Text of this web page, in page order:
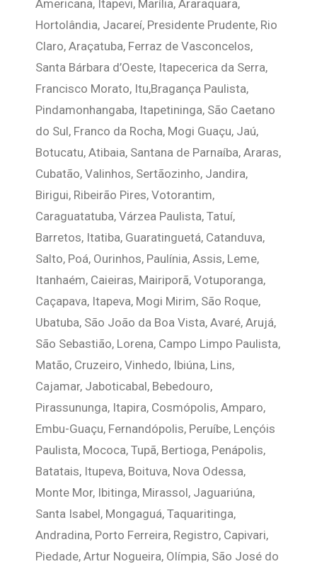
Americana, Itapevi, Marília, Araraquara,
Hortolândia, Jacareí, Presidente Prudente, Rio
Claro, Araçatuba, Ferraz de Vasconcelos,
Santa Bárbara d’Oeste, Itapecerica da Serra,
Francisco Morato, Itu,Bragança Paulista,
Pindamonhangaba, Itapetininga, São Caetano
do Sul, Franco da Rocha, Mogi Guaçu, Jaú,
Botucatu, Atibaia, Santana de Parnaíba, Araras,
Cubatão, Valinhos, Sertãozinho, Jandira,
Birigui, Ribeirão Pires, Votorantim,
Caraguatatuba, Várzea Paulista, Tatuí,
Barretos, Itatiba, Guaratinguetá, Catanduva,
Salto, Poá, Ourinhos, Paulínia, Assis, Leme,
Itanhaém, Caieiras, Mairiporã, Votuporanga,
Caçapava, Itapeva, Mogi Mirim, São Roque,
Ubatuba, São João da Boa Vista, Avaré, Arujá,
São Sebastião, Lorena, Campo Limpo Paulista,
Matão, Cruzeiro, Vinhedo, Ibiúna, Lins,
Cajamar, Jaboticabal, Bebedouro,
Pirassununga, Itapira, Cosmópolis, Amparo,
Embu-Guaçu, Fernandópolis, Peruíbe, Lençóis
Paulista, Mococa, Tupã, Bertioga, Penápolis,
Batatais, Itupeva, Boituva, Nova Odessa,
Monte Mor, Ibitinga, Mirassol, Jaguariúna,
Santa Isabel, Mongaguá, Taquaritinga,
Andradina, Porto Ferreira, Registro, Capivari,
Piedade, Artur Nogueira, Olímpia, São José do